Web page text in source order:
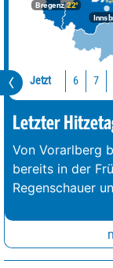
Bregenz22°
Jetzt 6 7
Letzter
Von Vorarlberg
bereits in der
Regenschauer